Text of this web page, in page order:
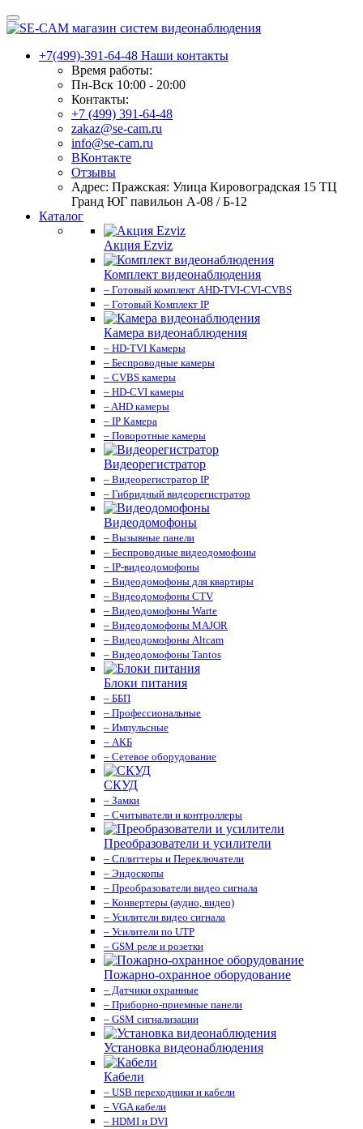
+7(499)-391-64-48 Наши контакты
Время работы:
Пн-Вск 10:00 - 20:00
Контакты:
+7 (499) 391-64-48
zakaz@se-cam.ru
info@se-cam.ru
ВКонтакте
Отзывы
Адрес: Пражская: Улица Кировоградская 15 ТЦ
Гранд ЮГ павильон А-08 / Б-12
Каталог
Акция Ezviz
Комплект видеонаблюдения
– Готовый комплект AHD-TVI-CVI-CVBS
– Готовый Комплект IP
Камера видеонаблюдения
– HD-TVI Камеры
– Беспроводные камеры
– CVBS камеры
– HD-CVI камеры
– AHD камеры
– IP Камера
– Поворотные камеры
Видеорегистратор
– Видеорегистратор IP
– Гибридный видеорегистратор
Видеодомофоны
– Вызывные панели
– Беспроводные видеодомофоны
– IP-видеодомофоны
– Видеодомофоны для квартиры
– Видеодомофоны CTV
– Видеодомофоны Warte
– Видеодомофоны MAJOR
– Видеодомофоны Altcam
– Видеодомофоны Tantos
Блоки питания
– ББП
– Профессиональные
– Импульсные
– АКБ
– Сетевое оборудование
СКУД
– Замки
– Считыватели и контроллеры
Преобразователи и усилители
– Сплиттеры и Переключатели
– Эндоскопы
– Преобразователи видео сигнала
– Конвертеры (аудио, видео)
– Усилители видео сигнала
– Усилители по UTP
– GSM реле и розетки
Пожарно-охранное оборудование
– Датчики охранные
– Приборно-приемные панели
– GSM сигнализации
Установка видеонаблюдения
Кабели
– USB переходники и кабели
– VGA кабели
– HDMI и DVI